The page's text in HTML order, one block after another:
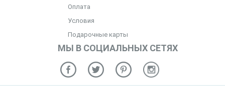
Оплата
Условия
Подарочные карты
МЫ В СОЦИАЛЬНЫХ СЕТЯХ